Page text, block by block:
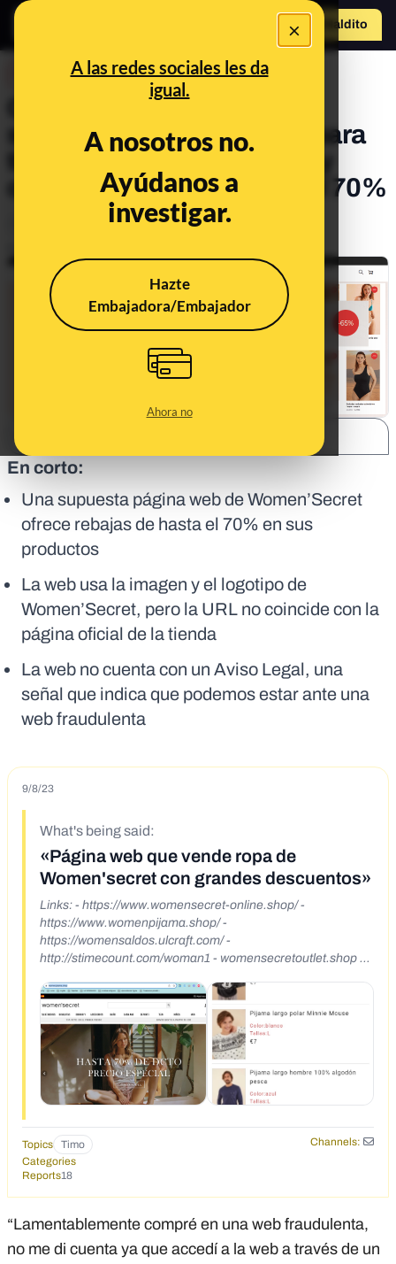
×
A las redes sociales les da
igual.
A nosotros no.
Ayúdanos a
investigar.
Hazte
Embajadora/Embajador
Ahora no
Hazte Maldito
Cuidado con la web que
suplanta a Women’secret para
timarte: copian su imagen y
ofrecen rebajas de hasta el 70%
En corto:
Una supuesta página web de Women’Secret
ofrece rebajas de hasta el 70% en sus
productos
La web usa la imagen y el logotipo de
Women’Secret, pero la URL no coincide con la
página oficial de la tienda
La web no cuenta con un Aviso Legal, una
señal que indica que podemos estar ante una
web fraudulenta
9/8/23
What's being said:
«Página web que vende ropa de
Women'secret con grandes descuentos»
Links: - https://www.womensecret-online.shop/ -
https://www.womenpijama.shop/ -
https://womensaldos.ulcraft.com/ -
http://stimecount.com/woman1 - womensecretoutlet.shop -
https://www.iropanewonline.shop/
Topics Timo
Channels:
Categories
Reports18
“Lamentablemente compré en una web fraudulenta,
no me di cuenta ya que accedí a la web a través de un